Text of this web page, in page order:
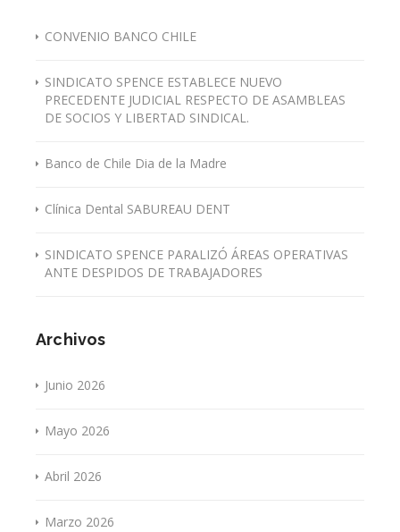
CONVENIO BANCO CHILE
SINDICATO SPENCE ESTABLECE NUEVO
PRECEDENTE JUDICIAL RESPECTO DE ASAMBLEAS
DE SOCIOS Y LIBERTAD SINDICAL.
Banco de Chile Dia de la Madre
Clínica Dental SABUREAU DENT
SINDICATO SPENCE PARALIZÓ ÁREAS OPERATIVAS
ANTE DESPIDOS DE TRABAJADORES
Archivos
Junio 2026
Mayo 2026
Abril 2026
Marzo 2026